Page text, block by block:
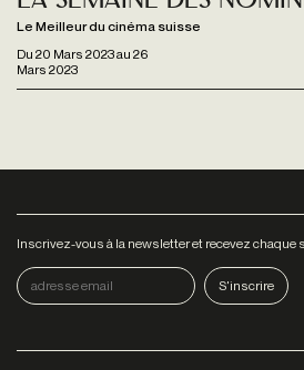
Du 20 Mars 2023au 26
Mars 2023
Le Meilleur du cinéma suisse
Inscrivez-vous à la newsletter et recevez chaque